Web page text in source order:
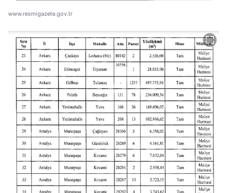
www.resmigazete.gov.tr